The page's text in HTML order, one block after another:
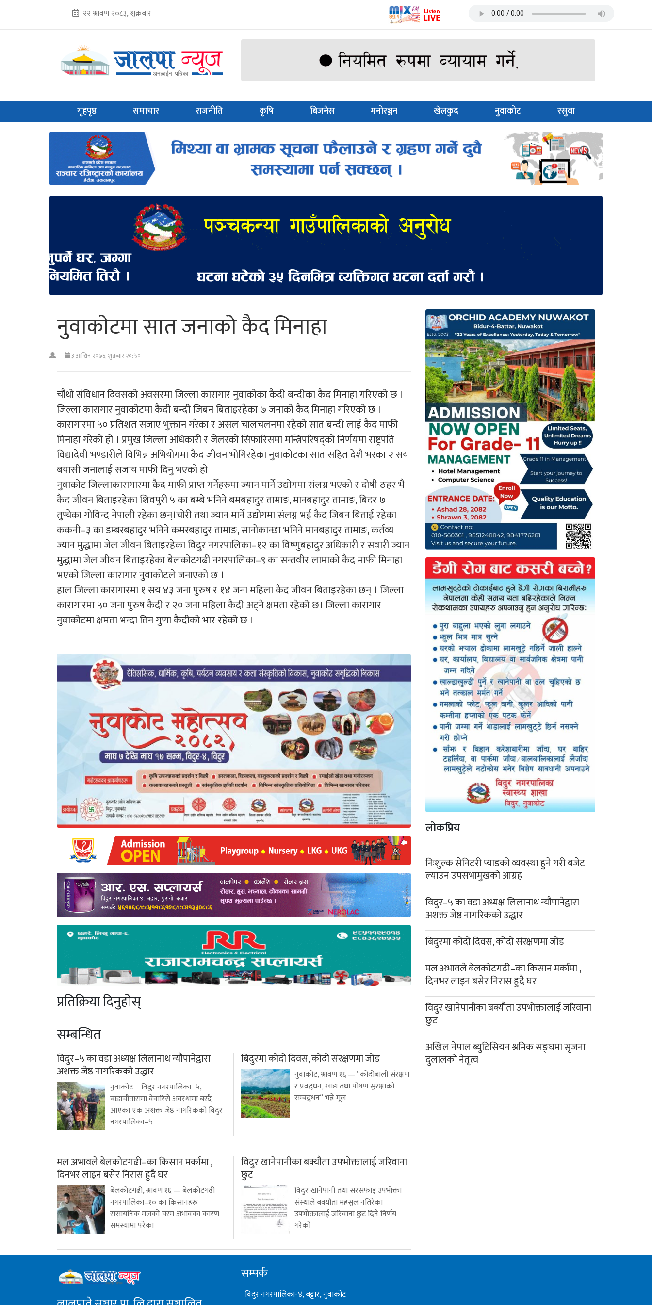
२२ श्रावण २०८३, शुक्रबार
गृहपृष्ठ समाचार राजनीति कृषि बिजनेस मनोरञ्जन खेलकुद नुवाकोट रसुवा
नुवाकाेटमा सात जनाको कैद मिनाहा
३ आश्विन २०७६, शुक्रबार २०:५०
चौथो संविधान दिवसको अवसरमा जिल्ला कारागार नुवाकोका कैदी बन्दीका कैद मिनाहा गरिएको छ ।
जिल्ला कारागार नुवाकोटमा कैदी बन्दी जिबन बिताइरहेका ७ जनाको कैद मिनाहा गरिएको छ ।
कारागारमा ५० प्रतिशत सजाए भुक्तान गरेका र असल चालचलनमा रहेको सात बन्दी लाई कैद माफी
मिनाहा गरेको हो । प्रमुख जिल्ला अधिकारी र जेलरको सिफारिसमा मन्त्रिपरिषद्को निर्णयमा राष्ट्रपति
विद्यादेवी भण्डारीले विभिन्न अभियोगमा कैद जीवन भोगिरहेका नुवाकोटका सात सहित देशै भरका २ सय
बयासी जनालाई सजाय माफी दिनु भएको हो ।
नुवाकोट जिल्लाकारागारमा कैद माफी प्राप्त गर्नेहरुमा ज्यान मार्ने उद्योगमा संलग्न भएको र दोषी ठहर भै
कैद जीवन बिताइरहेका शिवपुरी ५ का बम्बे भनिने बमबहादुर तामाङ, मानबहादुर तामाङ, बिदर ७
तुप्चेका गोविन्द नेपाली रहेका छन्।चोरी तथा ज्यान मार्ने उद्योगमा संलग्न भई कैद जिबन बिताई रहेका
ककनी–३ का डम्बरबहादुर भनिने कमरबहादुर तामाङ, सानोकान्छा भनिने मानबहादुर तामाङ, कर्तव्य
ज्यान मुद्धामा जेल जीवन बिताइरहेका विदुर नगरपालिका–१२ का विष्णुबहादुर अधिकारी र सवारी ज्यान
मुद्धामा जेल जीवन बिताइरहेका बेलकोटगढी नगरपालिका–९ का सन्तवीर लामाको कैद माफी मिनाहा
भएको जिल्ला कारागार नुवाकोटले जनाएको छ ।
हाल जिल्ला कारागारमा १ सय ४३ जना पुरुष र १४ जना महिला कैद जीवन बिताइरहेका छन् । जिल्ला
कारागारमा ५० जना पुरुष कैदी र २० जना महिला कैदी अट्ने क्षमता रहेको छ। जिल्ला कारागार
नुवाकोटमा क्षमता भन्दा तिन गुणा कैदीको भार रहेको छ ।
प्रतिक्रिया दिनुहोस्
सम्बन्धित
विदुर–५ का वडा अध्यक्ष लिलानाथ न्यौपानेद्वारा
अशक्त जेष्ठ नागरिकको उद्धार
नुवाकोट – विदुर नगरपालिका–५,
बाडाचौतारामा वेवारिसे अवस्थामा बस्दै
आएका एक अशक्त जेष्ठ नागरिकको विदुर
नगरपालिका–५
बिदुरमा कोदो दिवस, कोदो संरक्षणमा जोड
नुवाकोट, श्रावण १६ — “कोदोबाली संरक्षण
र प्रवद्र्धन, खाद्य तथा पोषण सुरक्षाको
सम्बद्र्धन“ भन्ने मूल
मल अभावले बेलकोटगढी–का किसान मर्कामा ,
दिनभर लाइन बसेर निरास हुदै घर
बेलकोटगढी, श्रावण १६ — बेलकोटगढी
नगरपालिका–१० का किसानहरू
रासायनिक मलको चरम अभावका कारण
समस्यामा परेका
विदुर खानेपानीका बक्यौता उपभोक्तालाई जरिवाना
छुट
विदुर खानेपानी तथा सरसफाइ उपभोक्ता
संस्थाले बक्यौता महसुल नतिरेका
उपभोक्तालाई जरिवाना छुट दिने निर्णय
गरेको
लोकप्रिय
निःशुल्क सेनिटरी प्याडको व्यवस्था हुने गरी बजेट
ल्याउन उपसभामुखको आग्रह
विदुर–५ का वडा अध्यक्ष लिलानाथ न्यौपानेद्वारा
अशक्त जेष्ठ नागरिकको उद्धार
बिदुरमा कोदो दिवस, कोदो संरक्षणमा जोड
मल अभावले बेलकोटगढी–का किसान मर्कामा ,
दिनभर लाइन बसेर निरास हुदै घर
विदुर खानेपानीका बक्यौता उपभोक्तालाई जरिवाना
छुट
अखिल नेपाल ब्युटिसियन श्रमिक सङ्घमा सृजना
दुलालको नेतृत्व
सम्पर्क
विदुर नगरपालिका-४, बट्टार, नुवाकोट